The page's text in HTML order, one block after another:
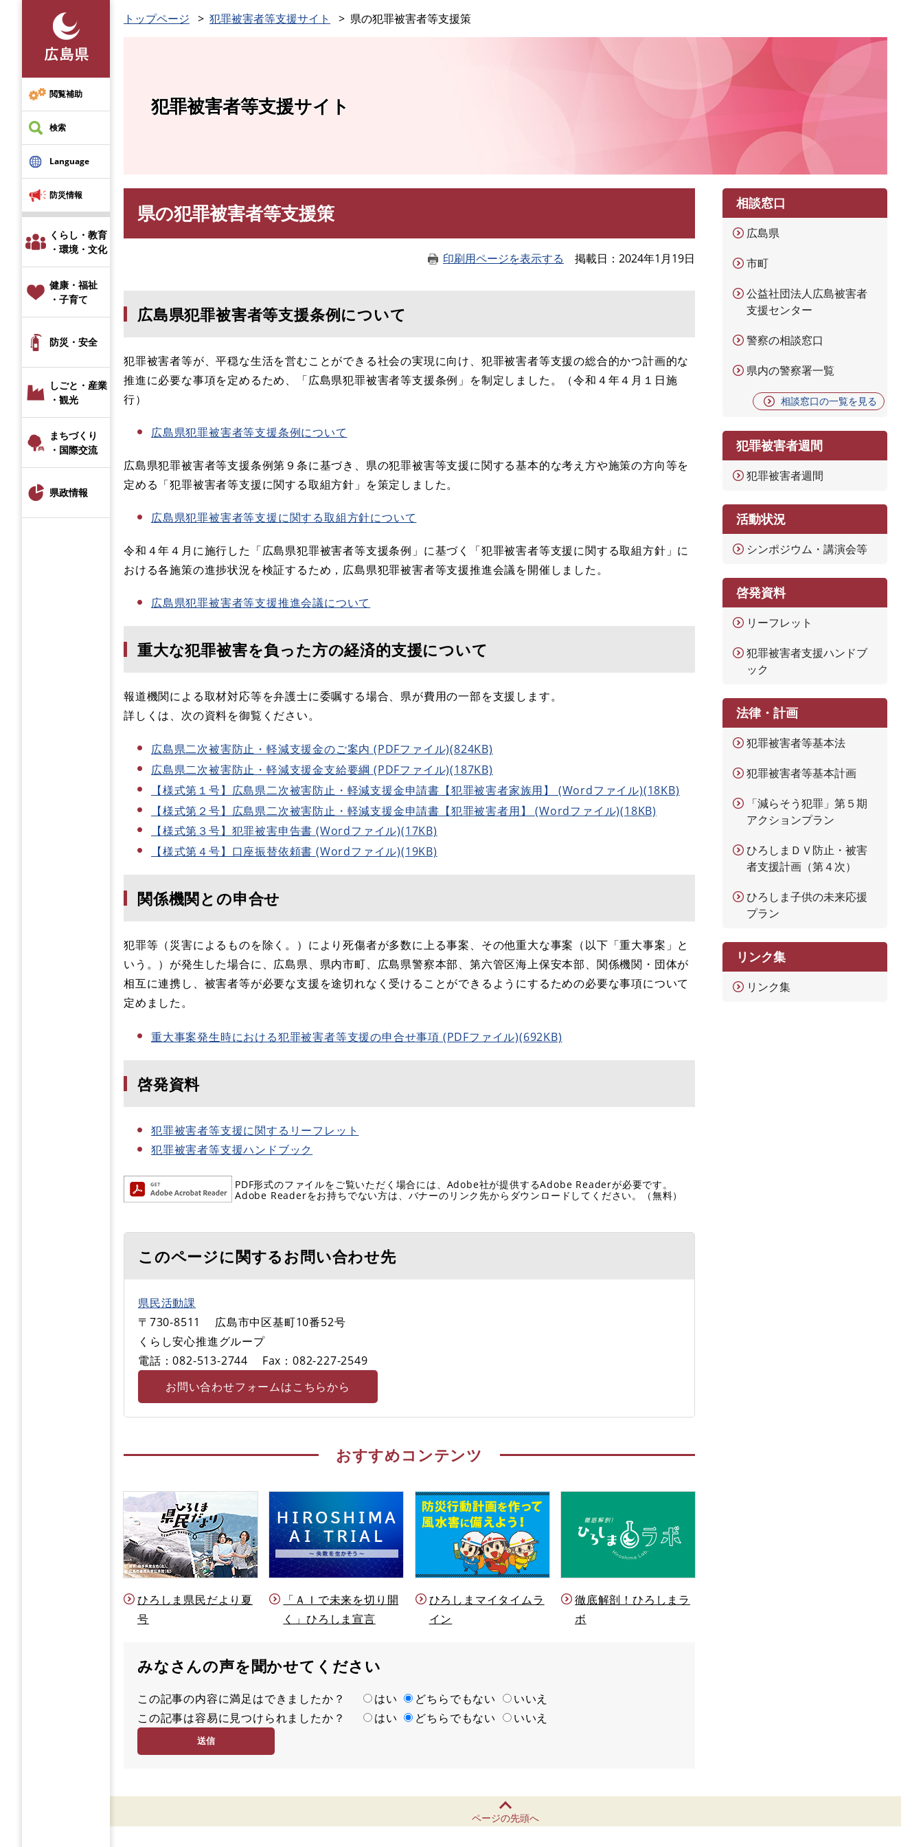
先
頭
で
す
閲覧補助
検索
Language
防災情報
くらし・教育
・環境・文化
健康・福祉
・子育て
防災・安全
しごと・産業
・観光
まちづくり
・国際交流
県政情報
トップページ 犯罪被害者等支援サイト 県の犯罪被害者等支援策
犯罪被害者等支援サイト
県の犯罪被害者等支援策
印刷用ページを表示する 掲載日 2024年1月19日
広島県犯罪被害者等支援条例について
犯罪被害者等が、平穏な生活を営むことができる社会の実現に向け、犯罪被害者等支援の総合的かつ計画的な
推進に必要な事項を定めるため、「広島県犯罪被害者等支援条例」を制定しました。（令和４年４月１日施
行）
広島県犯罪被害者等支援条例について
広島県犯罪被害者等支援条例第９条に基づき、県の犯罪被害等支援に関する基本的な考え方や施策の方向等を
定める「犯罪被害者等支援に関する取組方針」を策定しました。
広島県犯罪被害者等支援に関する取組方針について
令和４年４月に施行した「広島県犯罪被害者等支援条例」に基づく「犯罪被害者等支援に関する取組方針」に
おける各施策の進捗状況を検証するため，広島県犯罪被害者等支援推進会議​を開催しました。
広島県犯罪被害者等支援推進会議について
重大な犯罪被害を負った方の経済的支援について
報道機関による取材対応等を弁護士に委嘱する場合、県が費用の一部を支援します。
詳しくは、次の資料を御覧ください。
広島県二次被害防止・軽減支援金のご案内 (PDFファイル)(824KB)
広島県二次被害防止・軽減支援金支給要綱 (PDFファイル)(187KB)
【様式第１号】広島県二次被害防止・軽減支援金申請書【犯罪被害者家族用】 (Wordファイル)(18KB)
【様式第２号】広島県二次被害防止・軽減支援金申請書【犯罪被害者用】 (Wordファイル)(18KB)
【様式第３号】犯罪被害申告書 (Wordファイル)(17KB)
【様式第４号】口座振替依頼書 (Wordファイル)(19KB)
関係機関との申合せ
犯罪等（災害によるものを除く。）により死傷者が多数に上る事案、その他重大な事案（以下「重大事案」と
いう。）が発生した場合に、広島県、県内市町、広島県警察本部、第六管区海上保安本部、関係機関・団体が
相互に連携し、被害者等が必要な支援を途切れなく受けることができるようにするための必要な事項について
定めました。
重大事案発生時における犯罪被害者等支援の申合せ事項 (PDFファイル)(692KB)
啓発資料
犯罪被害者等支援に関するリーフレット
犯罪被害者等支援ハンドブック
PDF形式のファイルをご覧いただく場合には、Adobe社が提供するAdobe Readerが必要です。
Adobe Readerをお持ちでない方は、バナーのリンク先からダウンロードしてください。（無料）
このページに関するお問い合わせ先
県民活動課
〒730-8511
広島市中区基町10番52号
くらし安心推進グループ
電話：082-513-2744
Fax：082-227-2549
お問い合わせフォームはこちらから
おすすめコンテンツ
ひろしま県民だより夏
号
「ＡＩで未来を切り開
く」ひろしま宣言
ひろしまマイタイムラ
イン
徹底解剖！ひろしまラ
ボ
みなさんの声を聞かせてください
満
足
この記事の内容に満足はできましたか？ はい どちらでもない
いいえ
容
度
この記事は容易に見つけられましたか？ はい どちらでもない いいえ
相談窓口
広島県
市町
公益社団法人広島被害者
支援センター
警察の相談窓口
県内の警察署一覧
相談窓口の一覧を見る
犯罪被害者週間
犯罪被害者週間
活動状況
シンポジウム・講演会等
啓発資料
リーフレット
犯罪被害者支援ハンドブ
ック
法律・計画
犯罪被害者等基本法
犯罪被害者等基本計画
「減らそう犯罪」第５期
アクションプラン
ひろしまＤＶ防止・被害
者支援計画（第４次）
ひろしま子供の未来応援
プラン
リンク集
リンク集
ページの先頭へ